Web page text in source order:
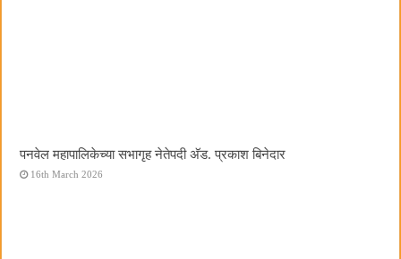
पनवेल महापालिकेच्या सभागृह नेतेपदी अ‍ॅड. प्रकाश बिनेदार
16th March 2026